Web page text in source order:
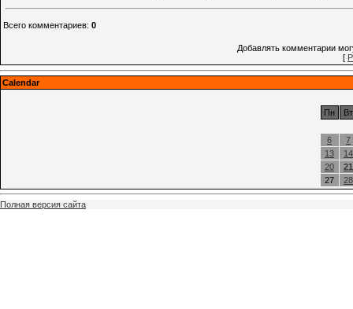
Всего комментариев: 0
Добавлять комментарии
[
Calendar
Пн Вт
6
7
13
14
20
21
27
28
Полная версия сайта